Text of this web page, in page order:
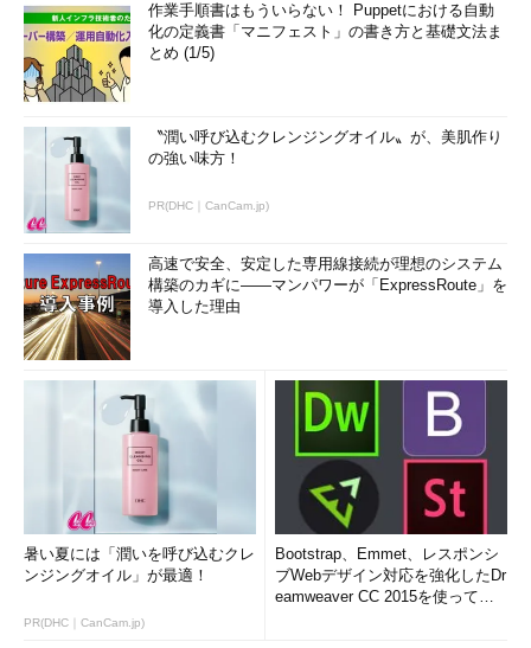
作業手順書はもういらない！ Puppetにおける自動
化の定義書「マニフェスト」の書き方と基礎文法ま
とめ (1/5)
〝潤い呼び込むクレンジングオイル〟が、美肌作り
の強い味方！
PR(DHC｜CanCam.jp)
高速で安全、安定した専用線接続が理想のシステム
構築のカギに――マンパワーが「ExpressRoute」を
導入した理由
暑い夏には「潤いを呼び込むクレ
ンジングオイル」が最適！
PR(DHC｜CanCam.jp)
Bootstrap、Emmet、レスポンシ
ブWebデザイン対応を強化したDr
eamweaver CC 2015を使って